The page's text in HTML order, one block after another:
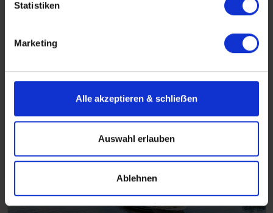
Statistiken
Marketing
Alle akzeptieren & schlieẞen
Auswahl erlauben
Ablehnen
Deutschland vom Fluss aus erleben!
Mehr erfahren über Flusskreuzfahrten in